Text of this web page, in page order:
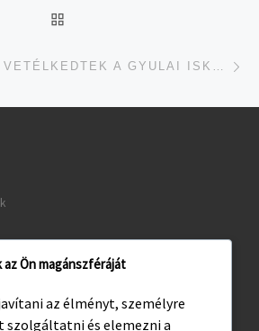
MEZEI FUTÁSBAN VETÉLKEDTEK A GYULAI ISKOLÁSOK
Ön magánszféráját
az élményt, személyre
és elemezni a